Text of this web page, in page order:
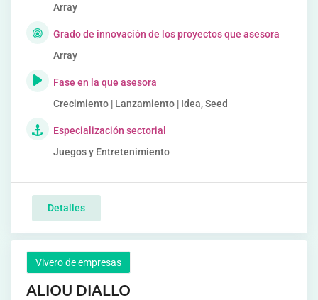
Array
Grado de innovación de los proyectos que asesora
Array
Fase en la que asesora
Crecimiento | Lanzamiento | Idea, Seed
Especialización sectorial
Juegos y Entretenimiento
Detalles
Vivero de empresas
ALIOU DIALLO